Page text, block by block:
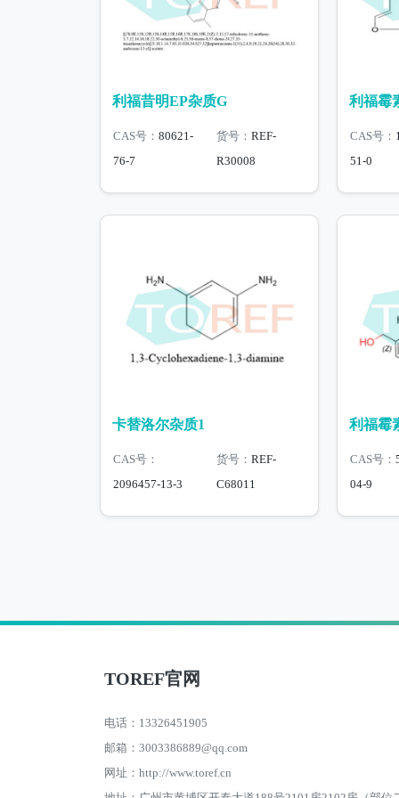
利福昔明EP杂质G
CAS号： 80621-
76-7
货号： REF-
R30008
利福霉
CAS号：
51-0
卡替洛尔杂质1
CAS号：
2096457-13-3
货号： REF-
C68011
利福霉
CAS号：
04-9
TOREF官网
电话：13326451905
邮箱：3003386889@qq.com
网址：http://www.toref.cn